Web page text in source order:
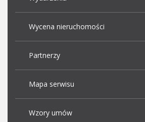
Wycena nieruchomości
Partnerzy
Mapa serwisu
Wzory umów